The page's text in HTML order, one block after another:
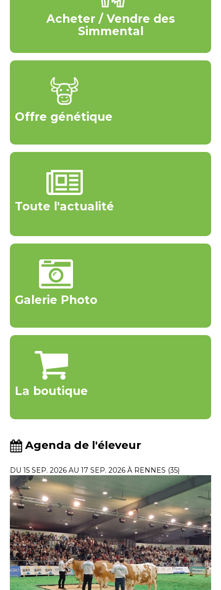
Acheter / Vendre des
Simmental
Offre génétique
Toute l'actualité
Galerie Photo
La boutique
Agenda de l'éleveur
DU 15 SEP. 2026 AU 17 SEP. 2026 À RENNES (35)